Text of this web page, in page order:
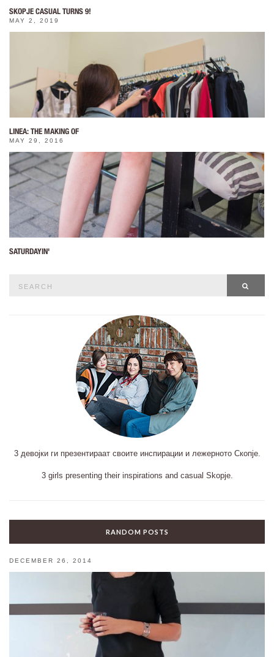
SKOPJE CASUAL TURNS 9!
MAY 2, 2019
LINEA: THE MAKING OF
MAY 29, 2016
SATURDAYIN'
3 девојки ги презентираат своите инспирации и лежерното Скопје.
3 girls presenting their inspirations and casual Skopje.
RANDOM POSTS
DECEMBER 26, 2014